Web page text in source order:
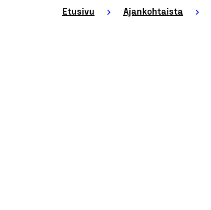
Etusivu Ajankohtaista